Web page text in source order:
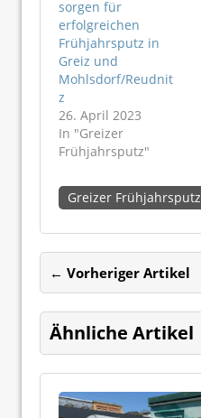
sorgen für
erfolgreichen
Frühjahrsputz in
Greiz und
Mohlsdorf/Reudnit
z
26. April 2023
In "Greizer
Frühjahrsputz"
Greizer Frühjahrsputz
← Vorheriger Artikel
Ähnliche Artikel